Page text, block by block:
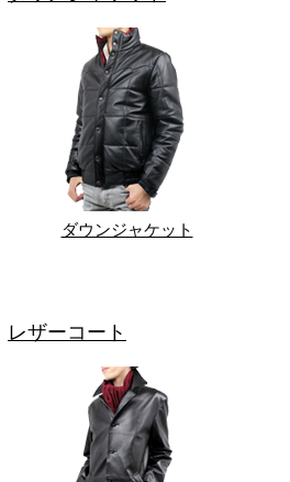
ダウンジャケット
レザーコート